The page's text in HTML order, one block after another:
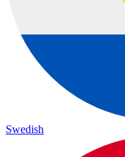
Swedish